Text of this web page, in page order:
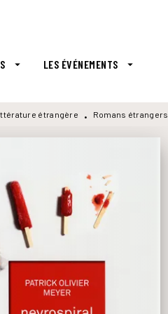
arrow_drop_down LES ÉVÉNEMENTS arrow_drop_down
étrangère • Romans étrangers